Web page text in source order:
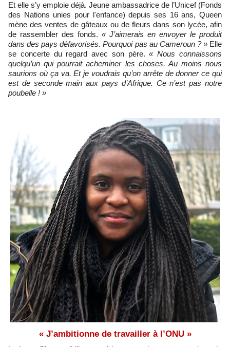
Et elle s’y emploie déjà. Jeune ambassadrice de l’Unicef (Fonds
des Nations unies pour l'enfance) depuis ses 16 ans, Queen
mène des ventes de gâteaux ou de fleurs dans son lycée, afin
de rassembler des fonds. « J’aimerais en envoyer le produit
dans des pays défavorisés. Pourquoi pas au Cameroun ? » Elle
se concerte du regard avec son père.« Nous connaissons
quelqu’un qui pourrait acheminer les choses. Au moins nous
saurions où ça va. Et je voudrais qu’on arrête de donner ce qui
est de seconde main aux pays d’Afrique. Ce n’est pas notre
poubelle ! »
« J’ambitionne de travailler à l’ONU »